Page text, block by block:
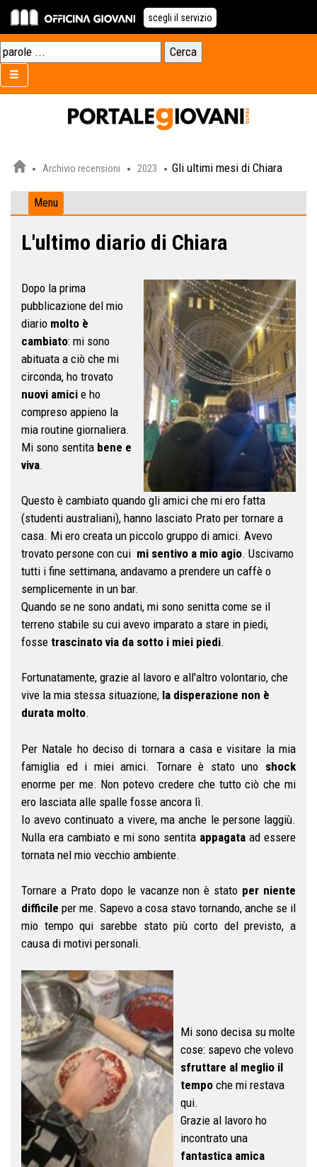
scegli il servizio
Archivio recensioni 2023 Gli ultimi mesi di Chiara
Menu
L'ultimo diario di Chiara
Dopo la prima
pubblicazione del mio
diario molto è
cambiato: mi sono
abituata a ciò che mi
circonda, ho trovato
nuovi amici e ho
compreso appieno la
mia routine giornaliera.
Mi sono sentita bene e
viva.
Questo è cambiato quando gli amici che mi ero fatta
(studenti australiani), hanno lasciato Prato per tornare a
casa. Mi ero creata un piccolo gruppo di amici. Avevo
trovato persone con cui mi sentivo a mio agio. Uscivamo
tutti i fine settimana, andavamo a prendere un caffè o
semplicemente in un bar.
Quando se ne sono andati, mi sono senitta come se il
terreno stabile su cui avevo imparato a stare in piedi,
fosse trascinato via da sotto i miei piedi.
Fortunatamente, grazie al lavoro e all'altro volontario, che
vive la mia stessa situazione, la disperazione non è
durata molto.
Per Natale ho deciso di tornara a casa e visitare la mia
famiglia ed i miei amici. Tornare è stato uno shock
enorme per me. Non potevo credere che tutto ciò che mi
ero lasciata alle spalle fosse ancora lì.
Io avevo continuato a vivere, ma anche le persone laggiù.
Nulla era cambiato e mi sono sentita appagata ad essere
tornata nel mio vecchio ambiente.
Tornare a Prato dopo le vacanze non è stato per niente
difficile per me. Sapevo a cosa stavo tornando, anche se il
mio tempo qui sarebbe stato più corto del previsto, a
causa di motivi personali.
Mi sono decisa su molte
cose: sapevo che volevo
sfruttare al meglio il
tempo che mi restava
qui.
Grazie al lavoro ho
incontrato una
fantastica amica